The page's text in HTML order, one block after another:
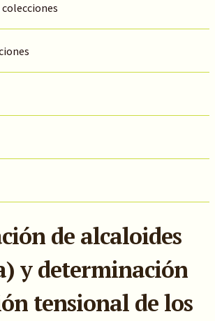
de alcaloides
y determinación
tensional de los